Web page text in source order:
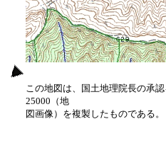
この地図は、国土地理院長の承
25000（地
図画像）を複製したものである